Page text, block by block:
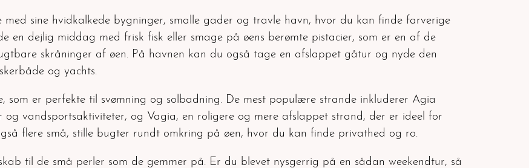
med sine hvidkalkede bygninger, smalle gader og travle havn, hvor du kan finde farverige
en dejlig middag med frisk fisk eller smage på øens berømte pistacier, som er en af de
skråninger af øen. På havnen kan du også tage en afslappet gåtur og nyde den
og yachts.
som er perfekte til svømning og solbadning. De mest populære strande inkluderer Agia
vandsportsaktiviteter, og Vagia, en roligere og mere afslappet strand, der er ideel for
flere små, stille bugter rundt omkring på øen, hvor du kan finde privathed og ro.
til de små perler som de gemmer på. Er du blevet nysgerrig på en sådan weekendtur, så